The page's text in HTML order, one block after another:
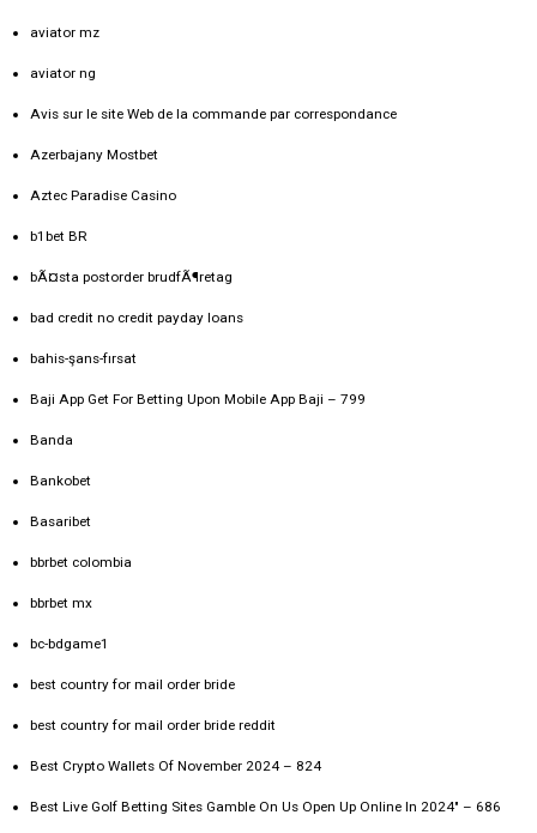
aviator mz
aviator ng
Avis sur le site Web de la commande par correspondance
Azerbajany Mostbet
Aztec Paradise Casino
b1bet BR
bÃ¤sta postorder brudfÃ¶retag
bad credit no credit payday loans
bahis-şans-fırsat
Baji App Get For Betting Upon Mobile App Baji – 799
Banda
Bankobet
Basaribet
bbrbet colombia
bbrbet mx
bc-bdgame1
best country for mail order bride
best country for mail order bride reddit
Best Crypto Wallets Of November 2024 – 824
Best Live Golf Betting Sites Gamble On Us Open Up Online In 2024" – 686